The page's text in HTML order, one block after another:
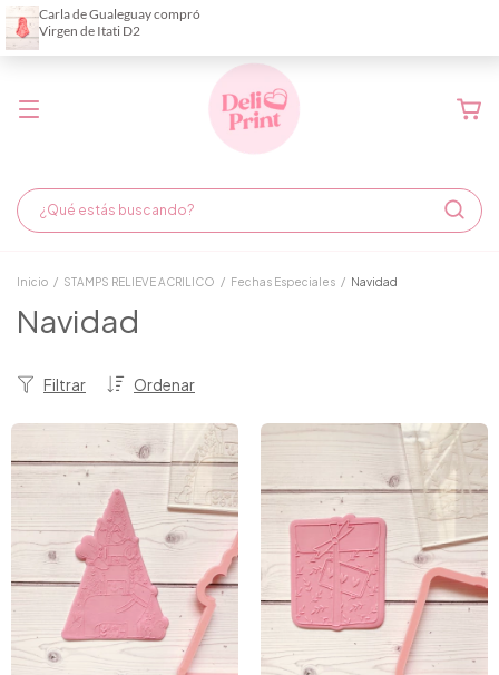
Demora de fabricación hasta 6 días hábiles
Inicio / STAMPS RELIEVE ACRILICO / Fechas Especiales / Navidad
Navidad
Ordenar
Filtrar